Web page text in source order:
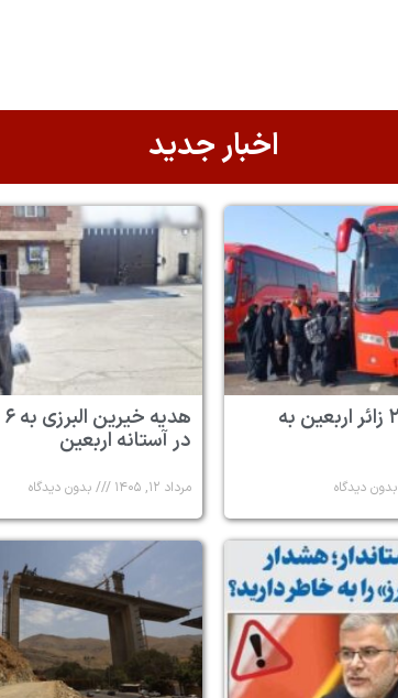
اخبار جدید
بازگشت ۲۷۶۰ زائر اربعین به
بدون دیدگاه
در آستانه اربعین
مرداد ۱۲, ۱۴۰۵ بدون دیدگاه